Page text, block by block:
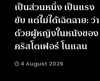
เป็นส่วนหนึ่ง เป็นแรง
ขับ แต่ไม่ได้เฉิดฉาย: ว่า
ด้วยผู้หญิงในหนังของ
คริสโตเฟอร์ โนแลน
4 August 2026